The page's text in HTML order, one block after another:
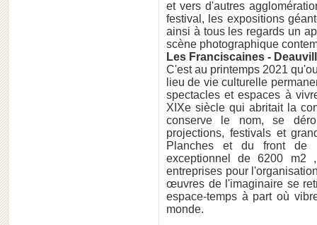
et vers d'autres
festival, les expositions
ainsi à tous les regards un
scène photographique
Les Franciscaines -
C'est au printemps 2021
lieu de vie culturelle
spectacles et espaces à
XIXe siècle qui abritait la
conserve le nom, se
projections, festivals et
Planches et du front de
exceptionnel de 6200 m2
entreprises pour
œuvres de l'imaginaire se
espace-temps à part où
monde.